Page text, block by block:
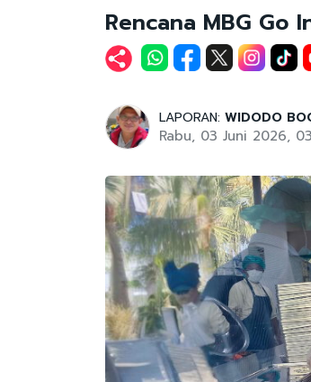
Rencana MBG Go
LAPORAN: WIDODO
Rabu, 03 Juni 2026,